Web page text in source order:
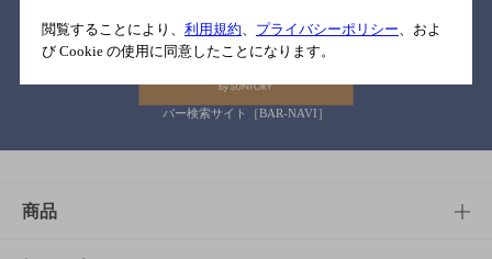
バー検索サイト［BAR-NAVI］
商品
閲覧することにより、 利用規約 プライバシーポリシー 、およ
び Cookie の使用に同意したことになります。